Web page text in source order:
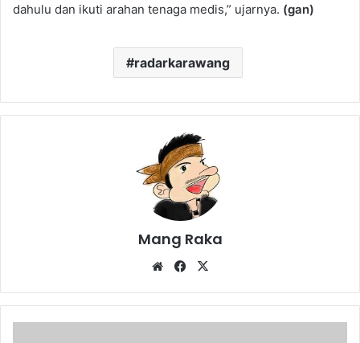
dahulu dan ikuti arahan tenaga medis,” ujarnya. (gan)
radarkarawang
Mang Raka
WebsiteFacebook